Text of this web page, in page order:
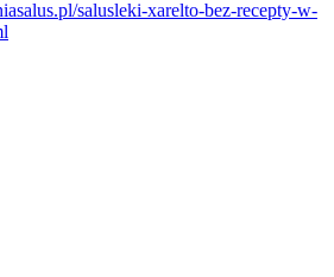
brmeds-ordonner-lipitor-tahor-le-moins-